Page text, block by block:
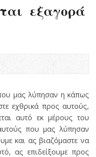
εξαγορά
μας λύπησαν η κάπως
εχθρικά προς αυτούς,
αυτό εκ μέρους του
που μας λύπησαν
και ας βιαζόμαστε να
ας επιδείξουμε προς